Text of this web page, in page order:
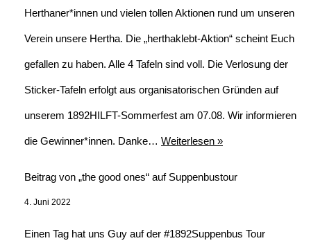
Herthaner*innen und vielen tollen Aktionen rund um unseren
Verein unsere Hertha. Die „herthaklebt-Aktion“ scheint Euch
gefallen zu haben. Alle 4 Tafeln sind voll. Die Verlosung der
Sticker-Tafeln erfolgt aus organisatorischen Gründen auf
unserem 1892HILFT-Sommerfest am 07.08. Wir informieren
die Gewinner*innen. Danke… Weiterlesen »
Beitrag von „the good ones“ auf Suppenbustour
4. Juni 2022
Einen Tag hat uns Guy auf der #1892Suppenbus Tour